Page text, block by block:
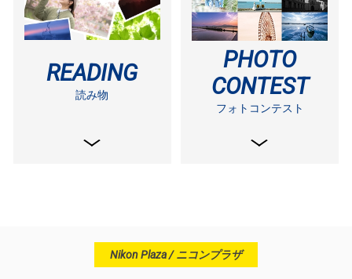
READING
読み物
PHOTO
CONTEST
フォトコンテスト
Nikon Plaza / ニコンプラザ